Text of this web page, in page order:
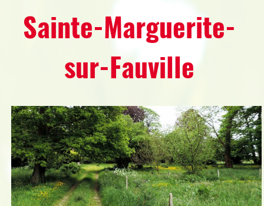
Sainte-Marguerite-
sur-Fauville